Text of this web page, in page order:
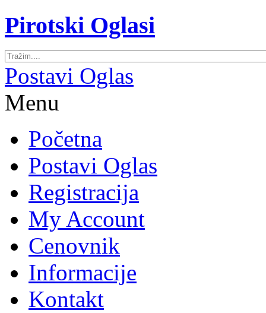
Pirotski Oglasi
Postavi Oglas
Menu
Početna
Postavi Oglas
Registracija
My Account
Cenovnik
Informacije
Kontakt